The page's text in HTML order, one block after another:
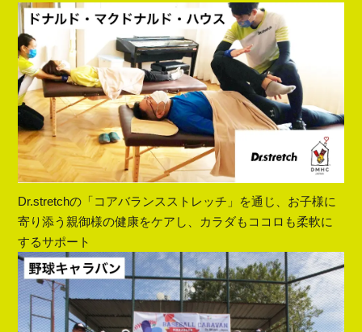
Dr.stretchの「コアバランスストレッチ」を通じ、お子様に
寄り添う親御様の健康をケアし、カラダもココロも柔軟に
するサポート